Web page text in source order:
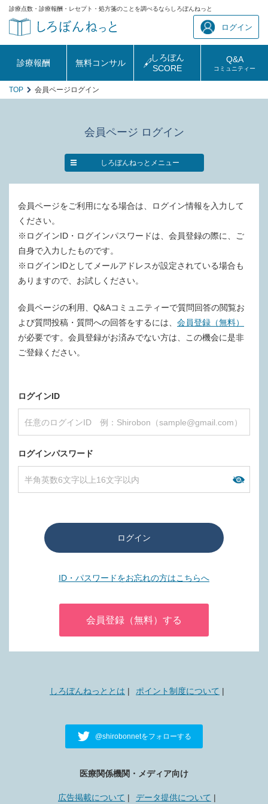
診療点数・診療報酬・レセプト・処方箋のことを調べるならしろぼんねっと
ログイン
診療報酬 無料コンサル
しろぼん
SCORE
Q&A
コミュニティー
TOP 会員ページログイン
会員ページ ログイン
しろぼんねっとメニュー
会員ページをご利用になる場合は、ログイン情報を入力して
ください。
※ログインID・ログインパスワードは、会員登録の際に、ご
自身で入力したものです。
※ログインIDとしてメールアドレスが設定されている場合も
ありますので、お試しください。
会員ページの利用、Q&Aコミュニティーで質問回答の閲覧お
よび質問投稿・質問への回答をするには、 会員登録（無料）
が必要です。会員登録がお済みでない方は、この機会に是非
ご登録ください。
ログインID
ログインパスワード
ログイン
ID・パスワードをお忘れの方はこちらへ
会員登録（無料）する
しろぼんねっととは ポイント制度について
@shirobonnetをフォローする
医療関係機関・メディア向け
広告掲載について データ提供について